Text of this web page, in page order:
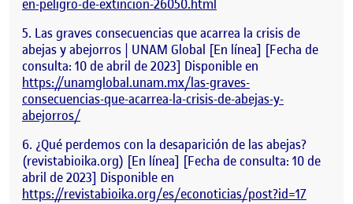
en-peligro-de-extincion-26050.html
Las graves consecuencias que acarrea la crisis de
abejas y abejorros | UNAM Global [En línea] [Fecha de
consulta: 10 de abril de 2023] Disponible en
https://unamglobal.unam.mx/las-graves-
consecuencias-que-acarrea-la-crisis-de-abejas-y-
abejorros/
¿Qué perdemos con la desaparición de las abejas?
(revistabioika.org) [En línea] [Fecha de consulta: 10 de
abril de 2023] Disponible en
https://revistabioika.org/es/econoticias/post?id=17